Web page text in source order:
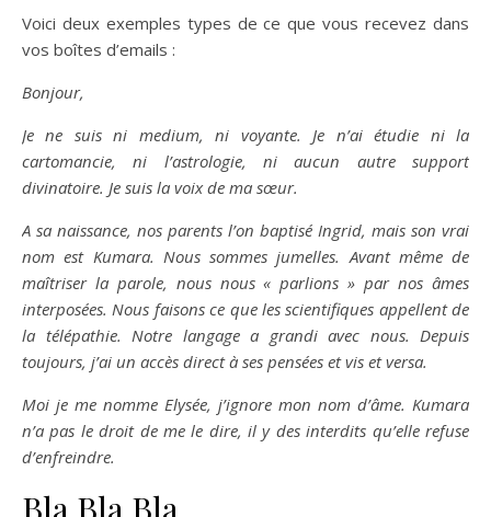
Voici deux exemples types de ce que vous recevez dans
vos boîtes d’emails :
Bonjour,
Je ne suis ni medium, ni voyante. Je n’ai étudie ni la
cartomancie, ni l’astrologie, ni aucun autre support
divinatoire. Je suis la voix de ma sœur.
A sa naissance, nos parents l’on baptisé Ingrid, mais son vrai
nom est Kumara. Nous sommes jumelles. Avant même de
maîtriser la parole, nous nous « parlions » par nos âmes
interposées. Nous faisons ce que les scientifiques appellent de
la télépathie. Notre langage a grandi avec nous. Depuis
toujours, j’ai un accès direct à ses pensées et vis et versa.
Moi je me nomme Elysée, j’ignore mon nom d’âme. Kumara
n’a pas le droit de me le dire, il y des interdits qu’elle refuse
d’enfreindre.
Bla Bla Bla